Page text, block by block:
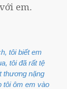
em.
tôi biết em
tôi đã rất tệ
thương nặng
tôi ôm em vào